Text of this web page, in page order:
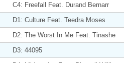
C4: Freefall Feat. Durand Bernarr
D1: Culture Feat. Teedra Moses
D2: The Worst In Me Feat. Tinashe
D3: 44095